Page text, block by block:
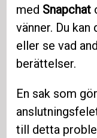
med Snapchat
vänner. Du kan
eller se vad
berättelser.
En sak som
till detta